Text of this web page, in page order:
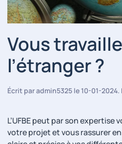
Vous
l’étranger ?
Écrit paradmin5325 le 10-01-2024.
L’UFBE peut par son expertise
votre projet et vous rassurer